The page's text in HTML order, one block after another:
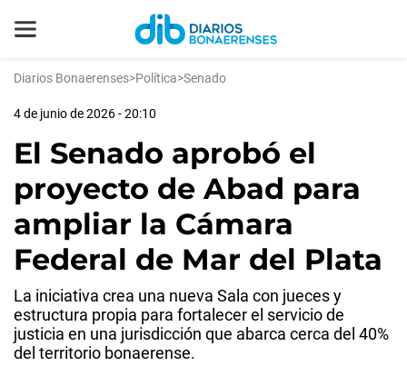
Diarios Bonaerenses>Política>Senado
4 de junio de 2026 - 20:10
El Senado aprobó el
proyecto de Abad para
ampliar la Cámara
Federal de Mar del Plata
La iniciativa crea una nueva Sala con jueces y
estructura propia para fortalecer el servicio de
justicia en una jurisdicción que abarca cerca del 40%
del territorio bonaerense.